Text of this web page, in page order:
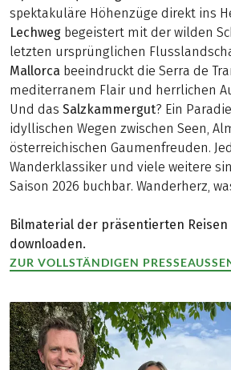
spektakuläre Höhenzüge direkt ins
Lechweg begeistert mit der wilden
letzten ursprünglichen
Mallorca beeindruckt die Serra de
mediterranem Flair und herrlichen
Und das Salzkammergut? Ein
idyllischen Wegen zwischen Seen,
österreichischen Gaumenfreuden.
Wanderklassiker und viele weitere
Saison 2026 buchbar. Wanderherz,
Bilmaterial der präsentierten Reisen
downloaden.
ZUR VOLLSTÄNDIGEN